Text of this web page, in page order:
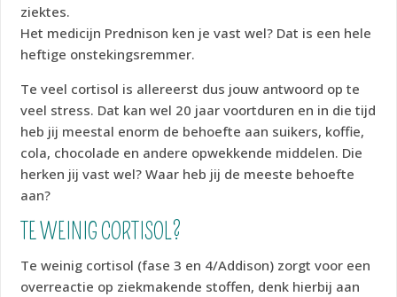
ziektes.
Het medicijn Prednison ken je vast wel? Dat is een hele
heftige onstekingsremmer.
Te veel cortisol is allereerst dus jouw antwoord op te
veel stress. Dat kan wel 20 jaar voortduren en in die tijd
heb jij meestal enorm de behoefte aan suikers, koffie,
cola, chocolade en andere opwekkende middelen. Die
herken jij vast wel? Waar heb jij de meeste behoefte
aan?
TE WEINIG CORTISOL?
Te weinig cortisol (fase 3 en 4/Addison) zorgt voor een
overreactie op ziekmakende stoffen, denk hierbij aan